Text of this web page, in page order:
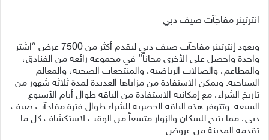
انترتينر مفاجآت صيف دبي
ويعود إنترتينر مفاجآت صيف دبي ليقدم أكثر من 7500 عرض “اشتر
واحدة واحصل على الأخرى مجاناً” في مجموعة رائعة من الفنادق،
والمطاعم، والصالات الرياضية، والمنتجعات الصحية، والمعالم
السياحية. ويمكن الاستفادة من مزاياها العديدة لمدة ثلاثة شهور من
تاريخ الشراء، مع إمكانية الاستفادة من الباقة طوال أيام الأسبوع
السبعة. وتتوفر هذه الباقة الحصرية للشراء طوال فترة مفاجآت صيف
دبي، مما يتيح للسكان والزوار متسعاً من الوقت لاستكشاف كل ما
تقدمه المدينة من عروض.